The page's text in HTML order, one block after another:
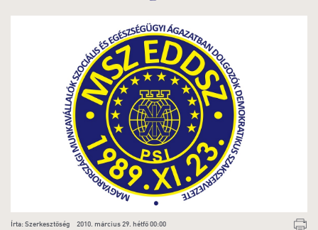
Írta: Szerkesztőség 2010. március 29. hétfő 00:00